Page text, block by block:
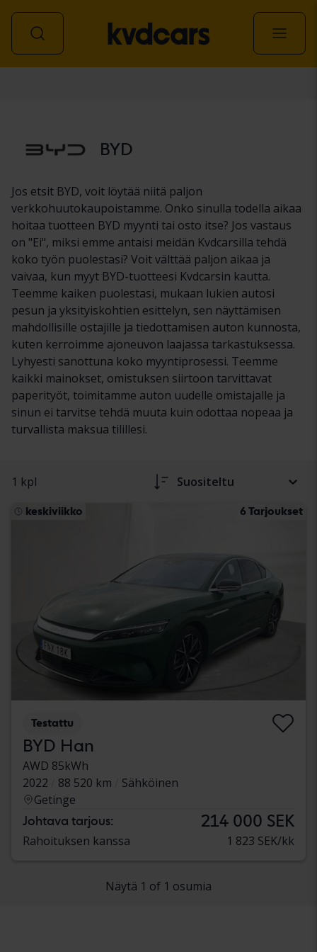
BYD
Jos etsit BYD, voit löytää niitä paljon
verkkohuutokaupoistamme. Onko sinulla todella aikaa
hoitaa tuotteen BYD myynti tai osto itse? Jos vastaus
on "Ei", miksi emme antaisi meidän Kvdcarsilla tehdä
koko työn puolestasi? Voit välttää paljon aikaa ja
vaivaa, kun myyt BYD-tuotteesi Kvdcarsin kautta.
Teemme kaiken puolestasi, mukaan lukien autosi
pesun ja yksityiskohtien esittelyn, sen näyttämisen
mahdollisille ostajille ja tiedottamisen auton kunnosta,
kuten kerroimme ajoneuvon laajassa tarkastuksessa.
Lyhyesti sanottuna koko myyntiprosessi. Teemme
kaikki mainokset, omistuksen siirtoon tarvittavat
paperityöt, toimitamme auton uudelle omistajalle ja
sinun ei tarvitse tehdä muuta kuin odottaa nopeaa ja
turvallista maksua tilillesi.
1 kpl Suositeltu
keskiviikko 6 Tarjoukset
Testattu
BYD Han
AWD 85kWh
2022
88 520 km
Sähköinen
Getinge
Johtava tarjous: 214 000 SEK
Rahoituksen kanssa 1 823 SEK/kk
Näytä 1 of 1 osumia